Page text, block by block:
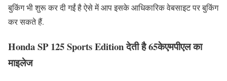
बुकिंग भी शुरू कर दी गईं है ऐसे में आप इसके आधिकारिक वेबसाइट पर बुकिंग
कर सकते हैं.
Honda SP 125 Sports Edition देती है 65केएमपीएल का
माइलेज